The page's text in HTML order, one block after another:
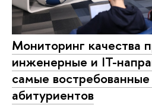
Мониторинг качества
инженерные и IT-
самые
абитуриентов